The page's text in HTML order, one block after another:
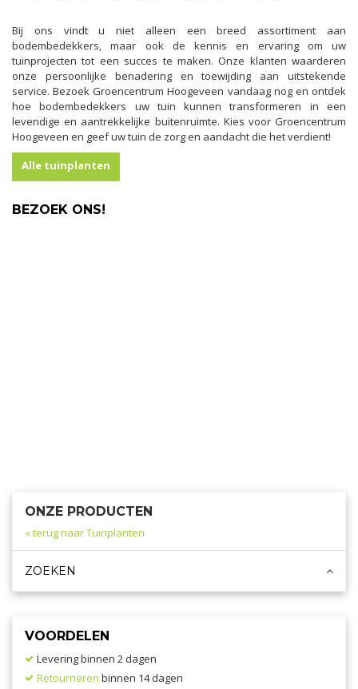
Bij ons vindt u niet alleen een breed assortiment aan
bodembedekkers, maar ook de kennis en ervaring om uw
tuinprojecten tot een succes te maken. Onze klanten waarderen
onze persoonlijke benadering en toewijding aan uitstekende
service. Bezoek Groencentrum Hoogeveen vandaag nog en ontdek
hoe bodembedekkers uw tuin kunnen transformeren in een
levendige en aantrekkelijke buitenruimte. Kies voor Groencentrum
Hoogeveen en geef uw tuin de zorg en aandacht die het verdient!
Alle tuinplanten
BEZOEK ONS!
ONZE PRODUCTEN
« terug naar Tuinplanten
ZOEKEN
VOORDELEN
Levering binnen 2 dagen
Retourneren binnen 14 dagen